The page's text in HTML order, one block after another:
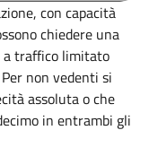
con capacità
chiedere una
a traffico limitato
non vedenti si
assoluta o che
in entrambi gli